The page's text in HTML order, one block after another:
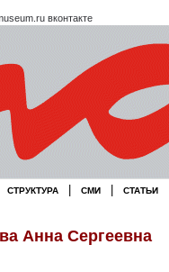
вконтакте
СТРУКТУРА СМИ СТАТЬИ
Анна Сергеевна